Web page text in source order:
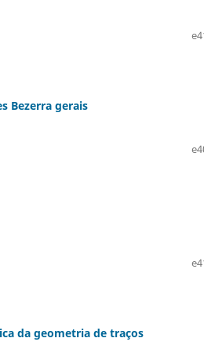
Bezerra gerais
da geometria de traços